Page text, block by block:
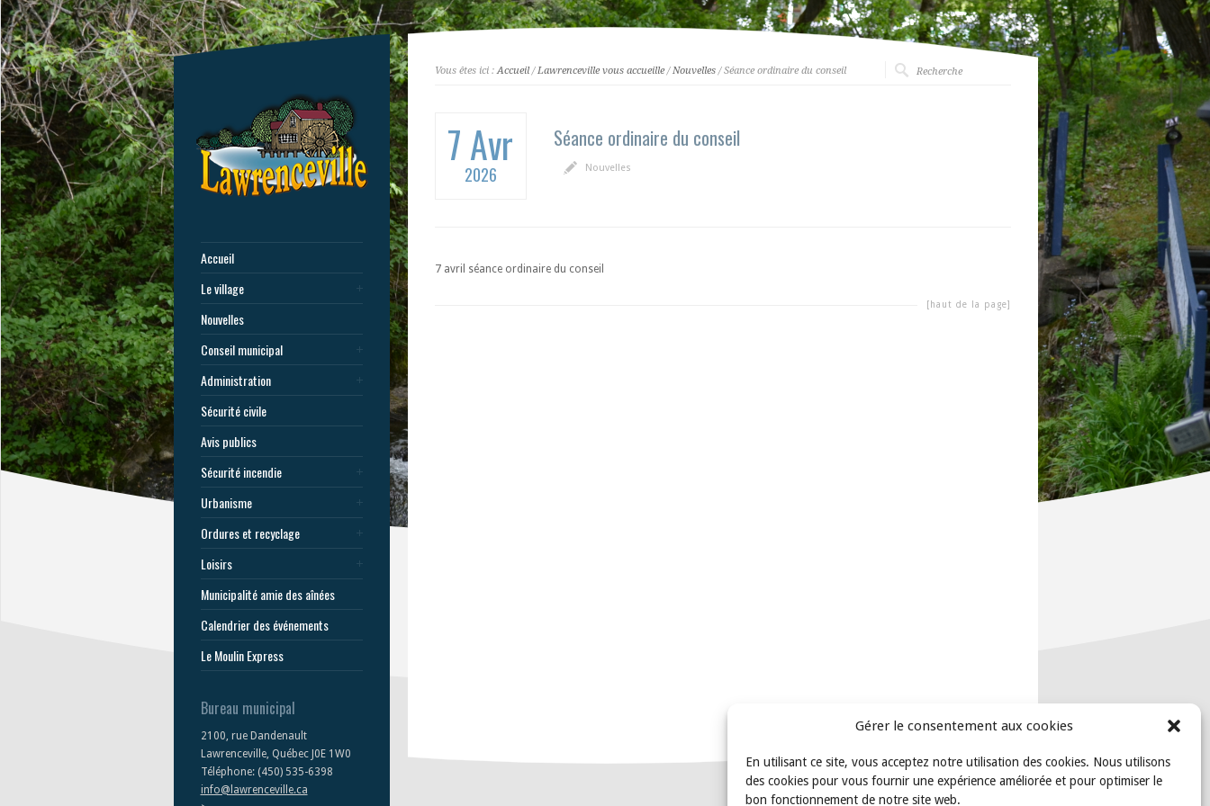
Gérer le consentement aux cookies
En utilisant ce site, vous acceptez notre utilisation des cookies. Nous utilisons
des cookies pour vous fournir une expérience améliorée et pour optimiser le
bon fonctionnement de notre site web.
Accueil
Le village
Nouvelles
Conseil municipal
Administration
Sécurité civile
Avis publics
Sécurité incendie
Urbanisme
Ordures et recyclage
Loisirs
Municipalité amie des aînées
Calendrier des événements
Le Moulin Express
Bureau municipal
2100, rue Dandenault
Lawrenceville, Québec J0E 1W0
Téléphone: (450) 535-6398
info@lawrenceville.ca
Vous êtes ici :Accueil/Lawrenceville vous accueille/Nouvelles/ Séance ordinaire du conseil
7 Avr
2026
Séance ordinaire du conseil
Nouvelles
7 avril séance ordinaire du conseil
[haut de la page]